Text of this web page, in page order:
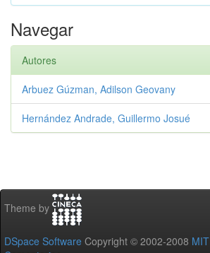
Navegar
Autores
Arbuez Gúzman, Adilson Geovany
Hernández Andrade, Guillermo Josué
Theme by
DSpace Software Copyright © 2002-2008 MIT